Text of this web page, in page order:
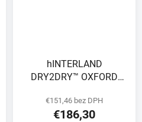
hINTERLAND
DRY2DRY™ OXFORD
black/grey/yellow fluo
€151,46 bez DPH
€186,30